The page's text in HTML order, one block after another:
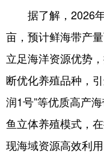
据了解，2026年
亩，预计鲜海带产
立足海洋资源优势
断优化养殖品种，
润1号”等优质高产
鱼立体养殖模式，
现海域资源高效利用